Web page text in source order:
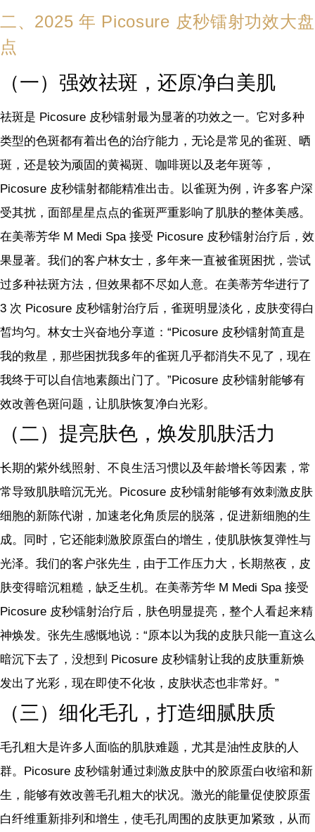
二、2025 年 Picosure 皮秒镭射功效大盘
点
（一）强效祛斑，还原净白美肌
祛斑是 Picosure 皮秒镭射最为显著的功效之一。它对多种
类型的色斑都有着出色的治疗能力，无论是常见的雀斑、晒
斑，还是较为顽固的黄褐斑、咖啡斑以及老年斑等，
Picosure 皮秒镭射都能精准出击。以雀斑为例，许多客户深
受其扰，面部星星点点的雀斑严重影响了肌肤的整体美感。
在美蒂芳华 M Medi Spa 接受 Picosure 皮秒镭射治疗后，效
果显著。我们的客户林女士，多年来一直被雀斑困扰，尝试
过多种祛斑方法，但效果都不尽如人意。在美蒂芳华进行了
3 次 Picosure 皮秒镭射治疗后，雀斑明显淡化，皮肤变得白
皙均匀。林女士兴奋地分享道：“Picosure 皮秒镭射简直是
我的救星，那些困扰我多年的雀斑几乎都消失不见了，现在
我终于可以自信地素颜出门了。”Picosure 皮秒镭射能够有
效改善色斑问题，让肌肤恢复净白光彩。
（二）提亮肤色，焕发肌肤活力
长期的紫外线照射、不良生活习惯以及年龄增长等因素，常
常导致肌肤暗沉无光。Picosure 皮秒镭射能够有效刺激皮肤
细胞的新陈代谢，加速老化角质层的脱落，促进新细胞的生
成。同时，它还能刺激胶原蛋白的增生，使肌肤恢复弹性与
光泽。我们的客户张先生，由于工作压力大，长期熬夜，皮
肤变得暗沉粗糙，缺乏生机。在美蒂芳华 M Medi Spa 接受
Picosure 皮秒镭射治疗后，肤色明显提亮，整个人看起来精
神焕发。张先生感慨地说：“原本以为我的皮肤只能一直这么
暗沉下去了，没想到 Picosure 皮秒镭射让我的皮肤重新焕
发出了光彩，现在即使不化妆，皮肤状态也非常好。”
（三）细化毛孔，打造细腻肤质
毛孔粗大是许多人面临的肌肤难题，尤其是油性皮肤的人
群。Picosure 皮秒镭射通过刺激皮肤中的胶原蛋白收缩和新
生，能够有效改善毛孔粗大的状况。激光的能量促使胶原蛋
白纤维重新排列和增生，使毛孔周围的皮肤更加紧致，从而